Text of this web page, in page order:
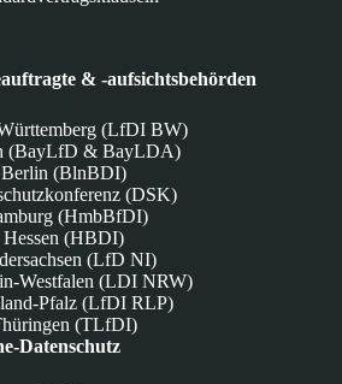
& -aufsichtsbehörden
(LfDI BW)
(BayLfD & BayLDA)
Berlin (BlnBDI)
(DSK)
(HmbBfDI)
Hessen (HBDI)
(LfD NI)
Westfalen (LDI NRW)
Pfalz (LfDI RLP)
(TLfDI)
Datenschutz